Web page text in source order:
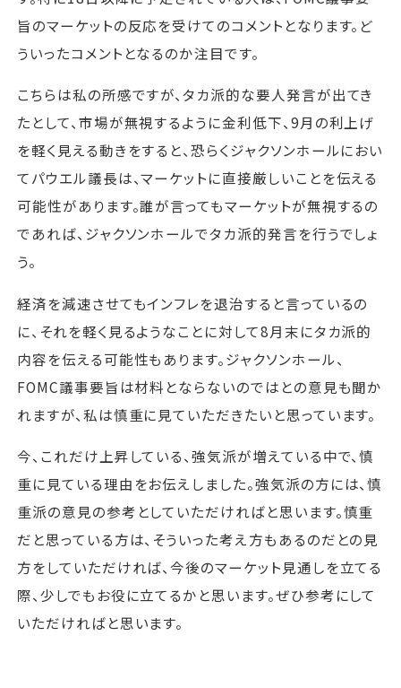
旨のマーケットの反応を受けてのコメントとなります。ど
ういったコメントとなるのか注目です。
こちらは私の所感ですが、タカ派的な要人発言が出てき
たとして、市場が無視するように金利低下、9月の利上げ
を軽く見える動きをすると、恐らくジャクソンホールにおい
てパウエル議長は、マーケットに直接厳しいことを伝える
可能性があります。誰が言ってもマーケットが無視するの
であれば、ジャクソンホールでタカ派的発言を行うでしょ
う。
経済を減速させてもインフレを退治すると言っているの
に、それを軽く見るようなことに対して8月末にタカ派的
内容を伝える可能性もあります。ジャクソンホール、
FOMC議事要旨は材料とならないのではとの意見も聞か
れますが、私は慎重に見ていただきたいと思っています。
今、これだけ上昇している、強気派が増えている中で、慎
重に見ている理由をお伝えしました。強気派の方には、慎
重派の意見の参考としていただければと思います。慎重
だと思っている方は、そういった考え方もあるのだとの見
方をしていただければ、今後のマーケット見通しを立てる
際、少しでもお役に立てるかと思います。ぜひ参考にして
いただければと思います。